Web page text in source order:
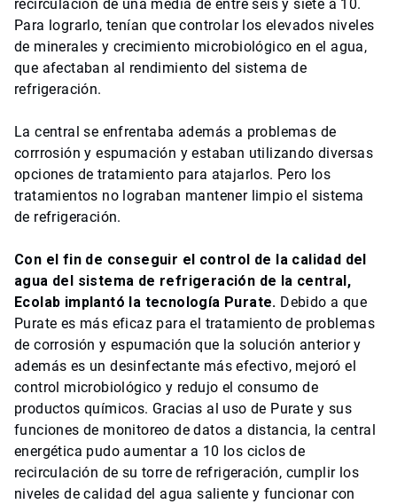
recirculación de una media de entre seis y siete a 10.
Para lograrlo, tenían que controlar los elevados niveles
de minerales y crecimiento microbiológico en el agua,
que afectaban al rendimiento del sistema de
refrigeración.
La central se enfrentaba además a problemas de
corrrosión y espumación y estaban utilizando diversas
opciones de tratamiento para atajarlos. Pero los
tratamientos no lograban mantener limpio el sistema
de refrigeración.
Con el fin de conseguir el control de la calidad del
agua del sistema de refrigeración de la central,
Ecolab implantó la tecnología Purate. Debido a que
Purate es más eficaz para el tratamiento de problemas
de corrosión y espumación que la solución anterior y
además es un desinfectante más efectivo, mejoró el
control microbiológico y redujo el consumo de
productos químicos. Gracias al uso de Purate y sus
funciones de monitoreo de datos a distancia, la central
energética pudo aumentar a 10 los ciclos de
recirculación de su torre de refrigeración, cumplir los
niveles de calidad del agua saliente y funcionar con